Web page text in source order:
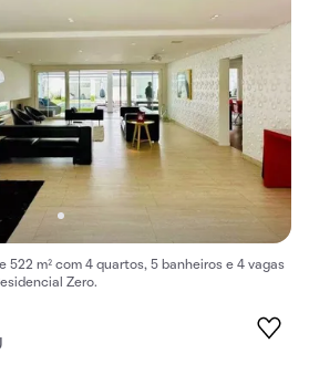
522 m² com 4 quartos, 5 banheiros e 4 vagas
Zero.